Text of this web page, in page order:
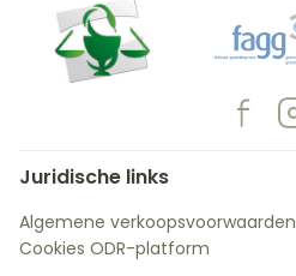
Juridische links
Algemene verkoopsvoorwaarden
Cookies ODR-platform